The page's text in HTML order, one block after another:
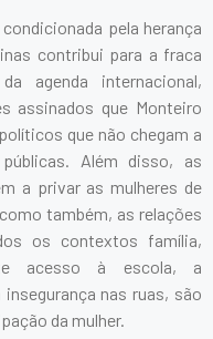
pela herança
contribui para a fraca
agenda internacional,
assinados que Monteiro
que não chegam a
Além disso, as
a privar as mulheres de
também, as relações
os contextos família,
acesso à escola, a
nas ruas, são
da mulher.